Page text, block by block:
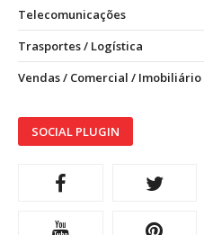
Telecomunicações
Trasportes / Logística
Vendas / Comercial / Imobiliário
SOCIAL PLUGIN